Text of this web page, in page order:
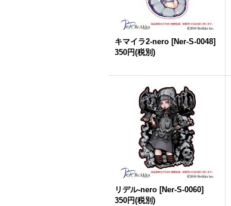
キマイラ2-nero [Ner-S-0048]
350円(税別)
リデル-nero [Ner-S-0060]
350円(税別)